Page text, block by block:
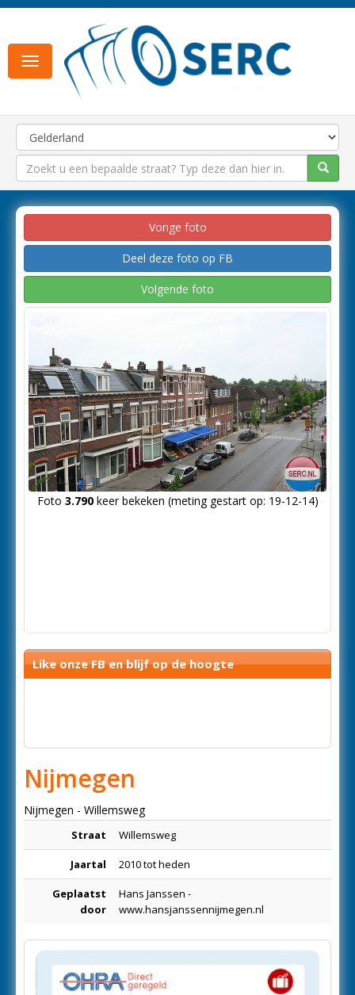
Toggle
navigation
Vorige foto
Deel deze foto op FB
Volgende foto
Foto 3.790keer bekeken (meting gestart op: 19-12-14)
Like onze FB en blijf op de hoogte
Nijmegen
Nijmegen - Willemsweg
Straat Willemsweg
Jaartal 2010 tot heden
Geplaatst
door
Hans Janssen -
www.hansjanssennijmegen.nl